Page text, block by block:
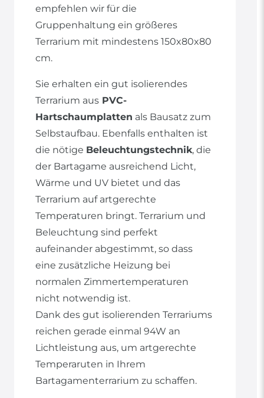
empfehlen wir für die
Gruppenhaltung ein größeres
Terrarium mit mindestens 150x80x80
cm.
Sie erhalten ein gut isolierendes
Terrarium aus PVC-
Hartschaumplatten als Bausatz zum
Selbstaufbau. Ebenfalls enthalten ist
die nötige Beleuchtungstechnik, die
der Bartagame ausreichend Licht,
Wärme und UV bietet und das
Terrarium auf artgerechte
Temperaturen bringt. Terrarium und
Beleuchtung sind perfekt
aufeinander abgestimmt, so dass
eine zusätzliche Heizung bei
normalen Zimmertemperaturen
nicht notwendig ist.
Dank des gut isolierenden Terrariums
reichen gerade einmal 94W an
Lichtleistung aus, um artgerechte
Temperaruten in Ihrem
Bartagamenterrarium zu schaffen.